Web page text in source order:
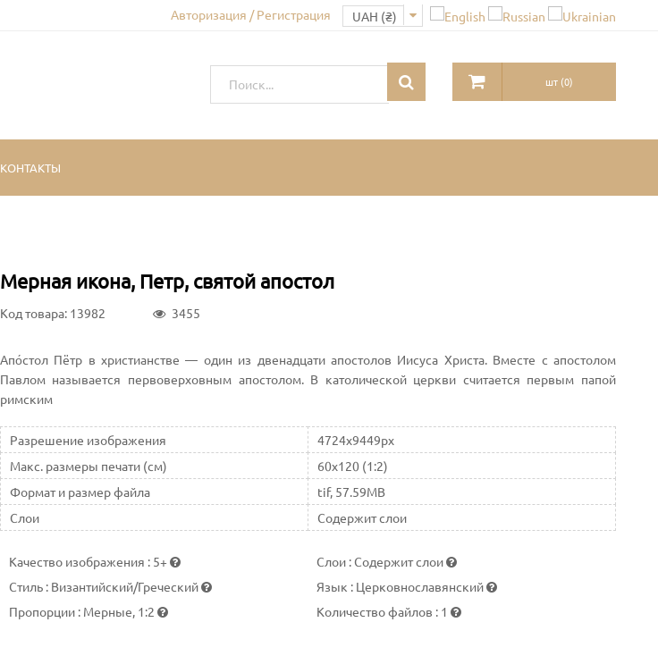
Авторизация / Регистрация
шт(0)
КОНТАКТЫ
Мерная икона, Петр, святой апостол
Код товара: 13982 3455
Апо́стол Пётр в христианстве — один из двенадцати апостолов Иисуса Христа. Вместе с апостолом
Павлом называется первоверховным апостолом. В католической церкви считается первым папой
римским
Разрешение изображения
4724x9449px
Макс. размеры печати (см)
60x120 (1:2)
Формат и размер файла
tif, 57.59MB
Слои
Содержит слои
Качество изображения : 5+ Слои :Содержит слои
Стиль : Византийский/Греческий Язык : Церковнославянский
Пропорции : Мерные, 1:2 Количество файлов : 1